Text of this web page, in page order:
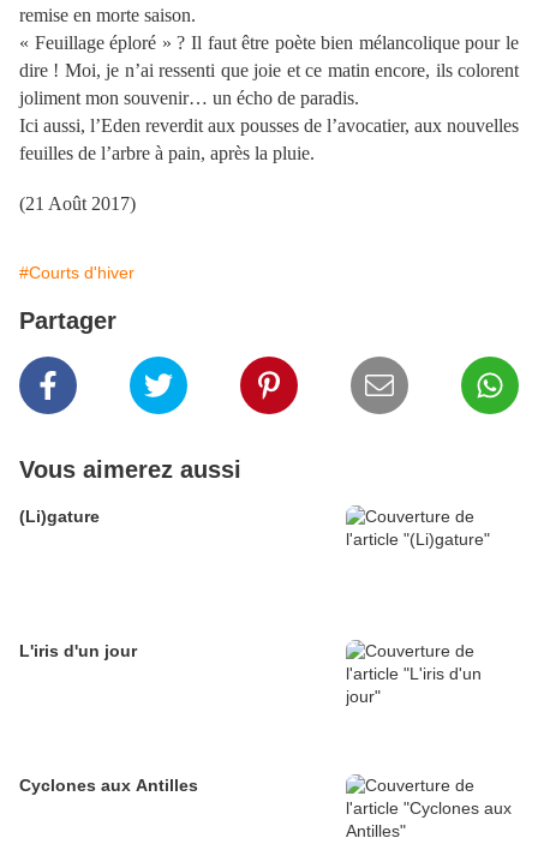
remise en morte saison.
« Feuillage éploré » ? Il faut être poète bien mélancolique pour le
dire ! Moi, je n’ai ressenti que joie et ce matin encore, ils colorent
joliment mon souvenir… un écho de paradis.
Ici aussi, l’Eden reverdit aux pousses de l’avocatier, aux nouvelles
feuilles de l’arbre à pain, après la pluie.
(21 Août 2017)
#Courts d'hiver
Partager
Vous aimerez aussi
(Li)gature
L'iris d'un jour
Cyclones aux Antilles